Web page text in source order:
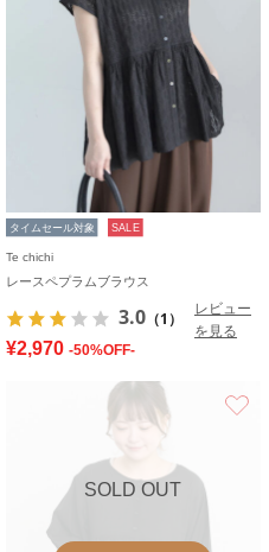
タイムセール対象 SALE
Te chichi
レースペプラムブラウス
3.0 （1）
レビュー
を見る
¥2,970 -50%OFF-
SOLD OUT